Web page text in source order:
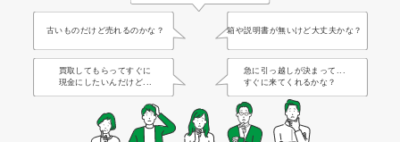
古いものだけど売れるのかな？ 箱や説明書が無いけど大丈夫かな？
買取してもらってすぐに
現金にしたいんだけど...
急に引っ越しが決まって...
すぐに来てくれるかな？